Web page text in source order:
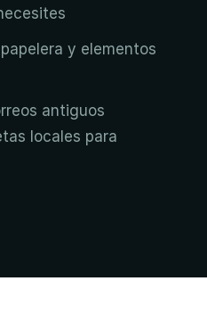
y elementos
antiguos
locales para